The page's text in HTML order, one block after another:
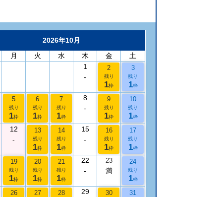
2026年10月
月 火 水 木 金
土
1
-
2
残り
1枠
3
残り
1枠
5
残り
1枠
6
残り
1枠
7
残り
1枠
8
-
9
残り
1枠
10
残り
1枠
12
-
13
残り
1枠
14
残り
1枠
15
-
16
残り
1枠
17
残り
1枠
19
残り
1枠
20
残り
1枠
21
残り
1枠
22
-
23
満
24
残り
1枠
26 27 28
29
30 31